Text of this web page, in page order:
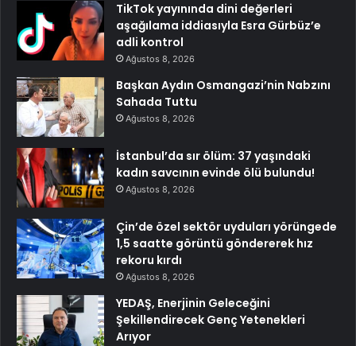
TikTok yayınında dini değerleri
aşağılama iddiasıyla Esra Gürbüz’e
adli kontrol
Ağustos 8, 2026
Başkan Aydın Osmangazi’nin Nabzını
Sahada Tuttu
Ağustos 8, 2026
İstanbul’da sır ölüm: 37 yaşındaki
kadın savcının evinde ölü bulundu!
Ağustos 8, 2026
Çin’de özel sektör uyduları yörüngede
1,5 saatte görüntü göndererek hız
rekoru kırdı
Ağustos 8, 2026
YEDAŞ, Enerjinin Geleceğini
Şekillendirecek Genç Yetenekleri
Arıyor